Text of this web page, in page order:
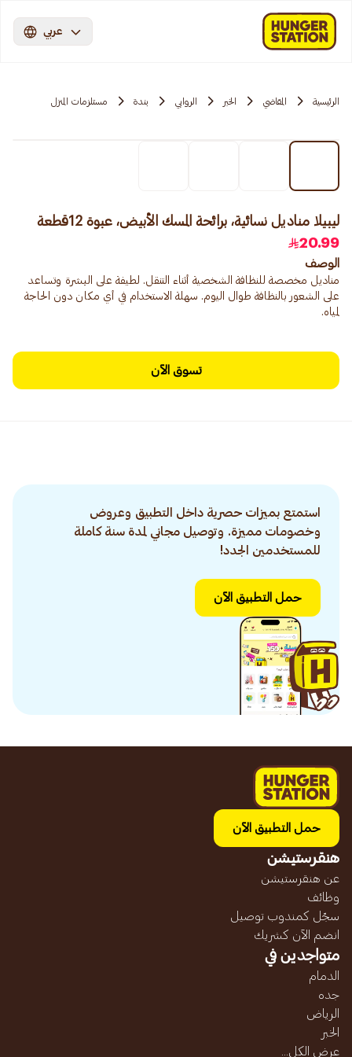
عربي
الرئيسية المقاضي الخبر الروابي بندة مستلزمات المنزل
ليبيلا مناديل نسائية، برائحة المسك الأبيض، عبوة 12قطعة
20.99
الوصف
مناديل مخصصة للنظافة الشخصية أثناء التنقل. لطيفة على البشرة وتساعد
على الشعور بالنظافة طوال اليوم. سهلة الاستخدام في أي مكان دون الحاجة
لمياه.
تسوق الآن
استمتع بميزات حصرية داخل التطبيق وعروض
وخصومات مميزة. وتوصيل مجاني لمدة سنة كاملة
للمستخدمين الجدد!
حمل التطبيق الآن
حمل التطبيق الآن
هنقرستيشن
عن هنقرستيشن
وظائف
سجّل كمندوب توصيل
انضم الآن كشريك
متواجدين في
الدمام
جده
الرياض
الخبر
عرض الكل...